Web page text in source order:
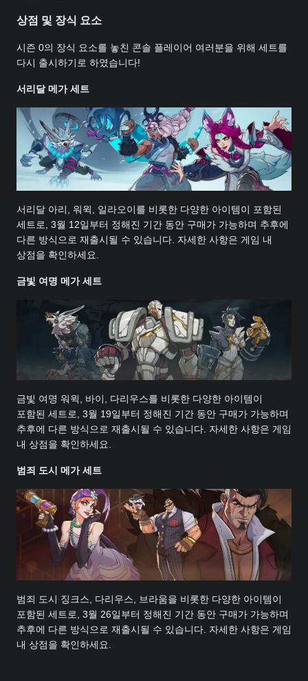
상점 및 장식 요소
시즌 0의 장식 요소를 놓친 콘솔 플레이어 여러분을 위해 세트를
다시 출시하기로 하였습니다!
서리달 메가 세트
서리달 아리, 워윅, 일라오이를 비롯한 다양한 아이템이 포함된
세트로, 3월 12일부터 정해진 기간 동안 구매가 가능하며 추후에
다른 방식으로 재출시될 수 있습니다. 자세한 사항은 게임 내
상점을 확인하세요.
금빛 여명 메가 세트
금빛 여명 워윅, 바이, 다리우스를 비롯한 다양한 아이템이
포함된 세트로, 3월 19일부터 정해진 기간 동안 구매가 가능하며
추후에 다른 방식으로 재출시될 수 있습니다. 자세한 사항은 게임
내 상점을 확인하세요.
범죄 도시 메가 세트
범죄 도시 징크스, 다리우스, 브라움을 비롯한 다양한 아이템이
포함된 세트로, 3월 26일부터 정해진 기간 동안 구매가 가능하며
추후에 다른 방식으로 재출시될 수 있습니다. 자세한 사항은 게임
내 상점을 확인하세요.